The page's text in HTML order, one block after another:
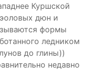
Куршской
дюн и
формы
ледником
до глины))
недавно